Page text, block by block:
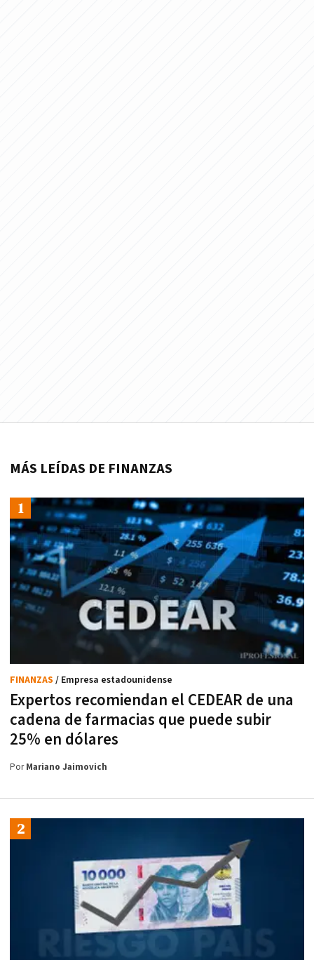
MÁS LEÍDAS DE FINANZAS
Expertos recomiendan el CEDEAR de una
cadena de farmacias que puede subir
25% en dólares
FINANZAS / Empresa estadounidense
PorMariano Jaimovich